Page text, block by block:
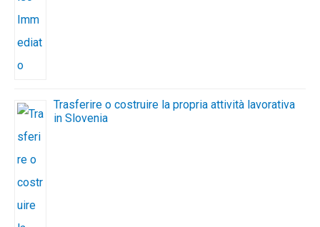
Trasferire o costruire la propria attività lavorativa
in Slovenia